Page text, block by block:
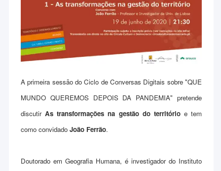
A primeira sessão do Ciclo de Conversas Digitais sobre "QUE
MUNDO QUEREMOS DEPOIS DA PANDEMIA" pretende
discutirAs transformações na gestão do territórioe tem
como convidado João Ferrão.
Doutorado em Geografia Humana, é investigador do Instituto